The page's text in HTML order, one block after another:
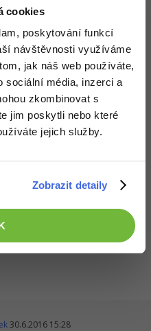
cookies
poskytování funkcí
návštěvnosti využíváme
jak náš web používáte,
sociální média, inzerci a
zkombinovat s
jim poskytli nebo které
jejich služby.
Zobrazit detaily
od srpna 2016 a zaplatíte
odolnost pro teplotám v
proti vodě, nárazu,
ale to bývá u microSDXC
v sekci
30.6.2016 15:28